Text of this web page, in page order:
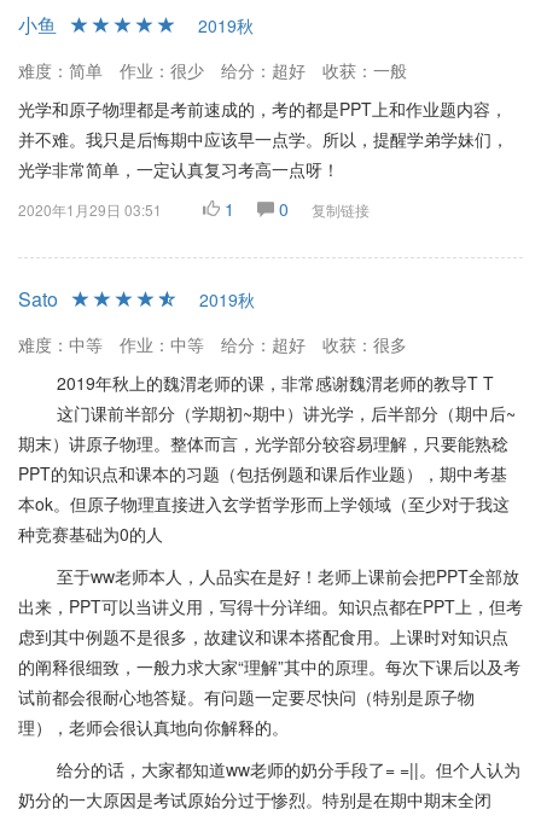
小鱼
2019秋
难度：简单
作业：很少 给分：超好
收获：一般
光学和原子物理都是考前速成的，考的都是PPT上和作业题内容，
并不难。我只是后悔期中应该早一点学。所以，提醒学弟学妹们，
光学非常简单，一定认真复习考高一点呀！
2020年1月29日 03:51 1 0 复制链接
Sato
2019秋
难度：中等
作业：中等 给分：超好
收获：很多
2019年秋上的魏渭老师的课，非常感谢魏渭老师的教导T T
这门课前半部分（学期初~期中）讲光学，后半部分（期中后~
期末）讲原子物理。整体而言，光学部分较容易理解，只要能熟稔
PPT的知识点和课本的习题（包括例题和课后作业题），期中考基
本ok。但原子物理直接进入玄学哲学形而上学领域（至少对于我这
种竞赛基础为0的人
至于ww老师本人，人品实在是好！老师上课前会把PPT全部放
出来，PPT可以当讲义用，写得十分详细。知识点都在PPT上，但考
虑到其中例题不是很多，故建议和课本搭配食用。上课时对知识点
的阐释很细致，一般力求大家“理解”其中的原理。每次下课后以及考
试前都会很耐心地答疑。有问题一定要尽快问（特别是原子物
理），老师会很认真地向你解释的。
给分的话，大家都知道ww老师的奶分手段了= =||。但个人认为
奶分的一大原因是考试原始分过于惨烈。特别是在期中期末全闭